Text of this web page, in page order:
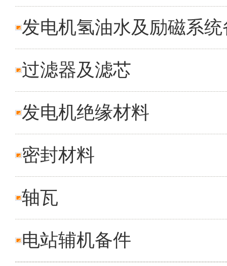
发电机氢油水及励磁系统
过滤器及滤芯
发电机绝缘材料
密封材料
轴瓦
电站辅机备件